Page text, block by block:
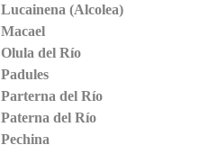
Lucainena (Alcolea)
Macael
Olula del Río
Padules
Parterna del Río
Paterna del Río
Pechina